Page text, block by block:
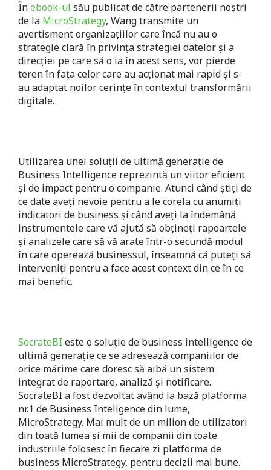
Înebook-ul său publicat de către partenerii noștri
de la MicroStrategy, Wang transmite un
avertisment organizațiilor care încă nu au o
strategie clară în privința strategiei datelor și a
direcției pe care să o ia în acest sens, vor pierde
teren în fața celor care au acționat mai rapid și s-
au adaptat noilor cerințe în contextul transformării
digitale.
Utilizarea unei soluții de ultimă generație de
Business Intelligence reprezintă un viitor eficient
și de impact pentru o companie. Atunci când știți de
ce date aveți nevoie pentru a le corela cu anumiți
indicatori de business și când aveți la îndemână
instrumentele care vă ajută să obțineți rapoartele
și analizele care să vă arate într-o secundă modul
în care operează businessul, înseamnă că puteți să
interveniți pentru a face acest context din ce în ce
mai benefic.
SocrateBI este o soluţie de business intelligence de
ultimă generaţie ce se adresează companiilor de
orice mărime care doresc să aibă un sistem
integrat de raportare, analiză şi notificare.
SocrateBI a fost dezvoltat având la bază platforma
nr.1 de Business Inteligence din lume,
MicroStrategy. Mai mult de un milion de utilizatori
din toată lumea şi mii de companii din toate
industriile folosesc în fiecare zi platforma de
business MicroStrategy, pentru decizii mai bune.